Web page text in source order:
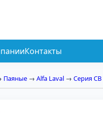
Контакты
Паяные → Alfa Laval → Серия CB